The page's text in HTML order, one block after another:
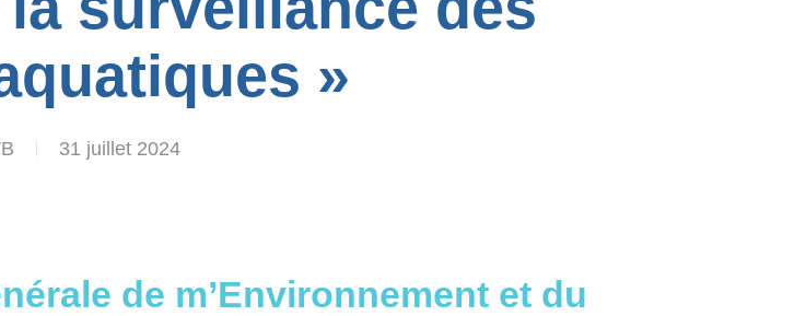
»
31 juillet 2024
de m’Environnement et du